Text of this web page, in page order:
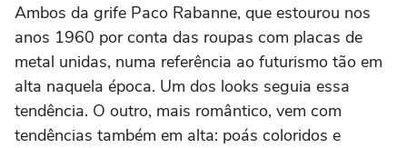
Ambos da grife Paco Rabanne, que estourou nos
anos 1960 por conta das roupas com placas de
metal unidas, numa referência ao futurismo tão em
alta naquela época. Um dos looks seguia essa
tendência. O outro, mais romântico, vem com
tendências também em alta: poás coloridos e